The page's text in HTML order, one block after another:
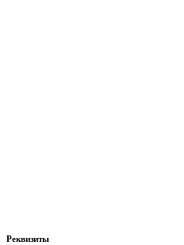
Реквизиты